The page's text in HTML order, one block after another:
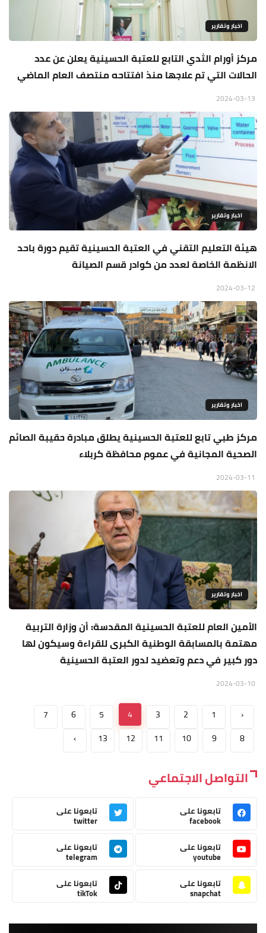
اخبار وتقارير
مركز أورام الثدي التابع للعتبة الحسينية يعلن عن عدد
الحالات التي تم علاجها منذ افتتاحه منتصف العام الماضي
اخبار وتقارير
هيئة التعليم التقني في العتبة الحسينية تقيم دورة باحد
الانظمة الخاصة لعدد من كوادر قسم الصيانة
اخبار وتقارير
مركز طبي تابع للعتبة الحسينية يطلق مبادرة حقيبة الصائم
الصحية المجانية في عموم محافظة كربلاء
اخبار وتقارير
الأمين العام للعتبة الحسينية المقدسة: أن وزارة التربية
مهتمة بالمسابقة الوطنية الكبرى للقراءة وسيكون لها
دور كبير في دعم وتعضيد لدور العتبة الحسينية
‹
1
2
3
4
5
6
7
8
9
10
11
12
13
›
التواصل الاجتماعي
تابعونا على
facebook
تابعونا على
twitter
تابعونا على
youtube
تابعونا على
telegram
تابعونا على
snapchat
تابعونا على
tikTok